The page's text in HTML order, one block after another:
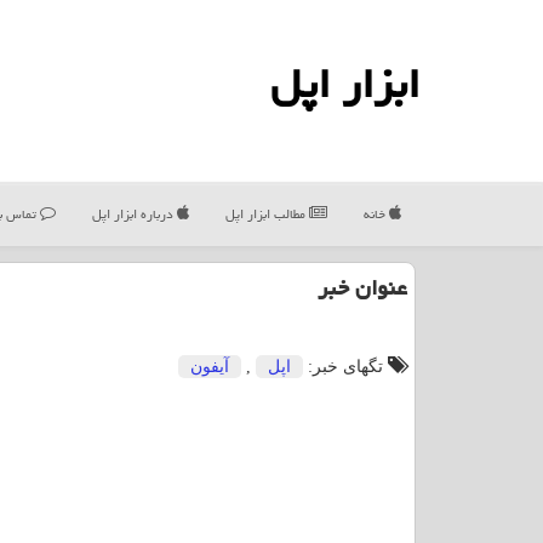
ابزار اپل
خانه مطالب ابزار اپل درباره ابزار اپل تماس
عنوان خبر
تگهای خبر: اپل , آیفون